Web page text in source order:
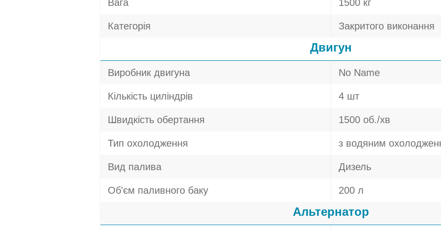
Вага 1500 кг
Категорія Закритого виконання
Двигун
Виробник двигуна No Name
Кількість циліндрів 4 шт
Швидкість обертання 1500 об./хв
Тип охолодження з водяним
Вид палива Дизель
Об'єм паливного баку 200 л
Альтернатор